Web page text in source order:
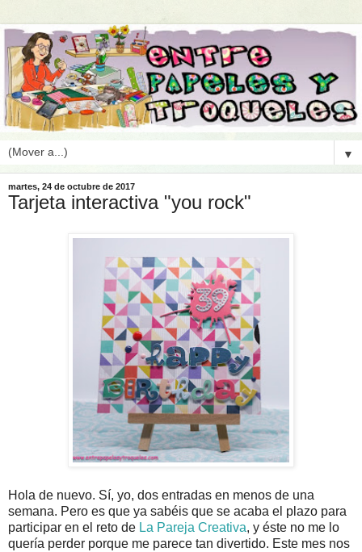
▼
martes, 24 de octubre de 2017
Tarjeta interactiva "you rock"
Hola de nuevo. Sí, yo, dos entradas en menos de una
semana. Pero es que ya sabéis que se acaba el plazo para
participar en el reto de La Pareja Creativa, y éste no me lo
quería perder porque me parece tan divertido. Este mes nos